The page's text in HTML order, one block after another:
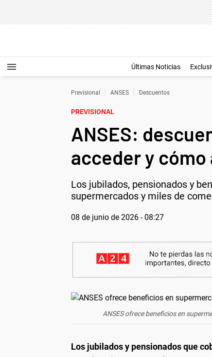
Últimas Noticias
Previsional ANSES Descuentos
PREVISIONAL
ANSES:
acceder y
Los jubilados, pensionados y
supermercados y miles de
08 de junio de 2026 - 08:27
ANSES ofrece beneficios en
Los jubilados y pensionados que